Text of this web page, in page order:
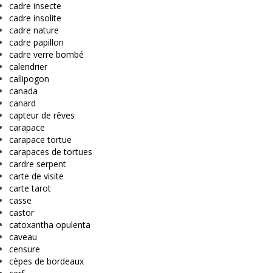
cadre insecte
cadre insolite
cadre nature
cadre papillon
cadre verre bombé
calendrier
callipogon
canada
canard
capteur de rêves
carapace
carapace tortue
carapaces de tortues
cardre serpent
carte de visite
carte tarot
casse
castor
catoxantha opulenta
caveau
censure
cèpes de bordeaux